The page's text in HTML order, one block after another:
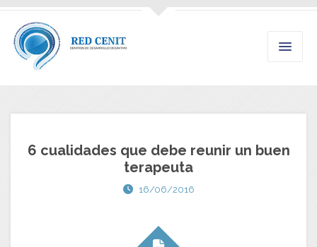
6 cualidades que debe reunir un buen
terapeuta
16/06/2016